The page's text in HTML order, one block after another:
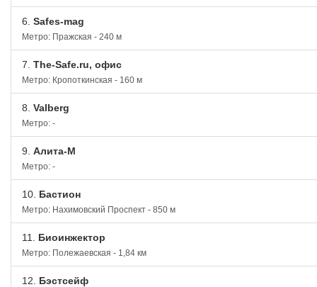
6. Safes-mag
Метро: Пражская - 240 м
7. The-Safe.ru, офис
Метро: Кропоткинская - 160 м
8. Valberg
Метро: -
9. Алита-M
Метро: -
10. Бастион
Метро: Нахимовский Проспект - 850 м
11. Биоинжектор
Метро: Полежаевская - 1,84 км
12. Бэстсейф